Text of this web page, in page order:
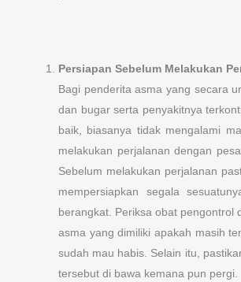
Persiapan Sebelum Melakukan
Bagi penderita asma yang secara
dan bugar serta penyakitnya
baik, biasanya tidak mengalami
melakukan perjalanan dengan
Sebelum melakukan perjalanan
mempersiapkan segala
berangkat. Periksa obat pengontrol
asma yang dimiliki apakah masih
sudah mau habis. Selain itu,
tersebut di bawa kemana pun pergi.